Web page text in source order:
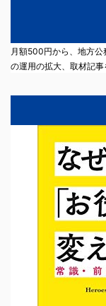
月額500円から、地方
の運用の拡大、取材記